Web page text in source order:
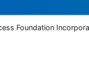
Foundation